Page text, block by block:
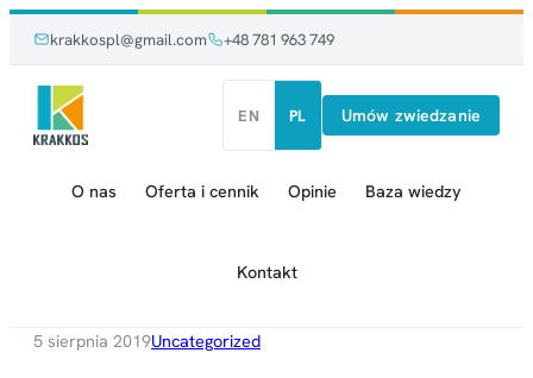
treści
treści
krakkospl@gmail.com +48 781 963 749
O nas Oferta i cennik Opinie Baza wiedzy
Kontakt
EN PL Umów zwiedzanie
5 sierpnia 2019Uncategorized